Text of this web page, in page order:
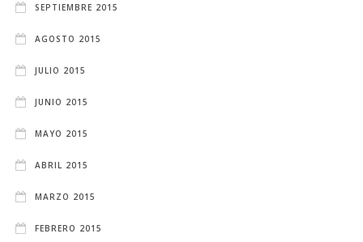
SEPTIEMBRE 2015
AGOSTO 2015
JULIO 2015
JUNIO 2015
MAYO 2015
ABRIL 2015
MARZO 2015
FEBRERO 2015